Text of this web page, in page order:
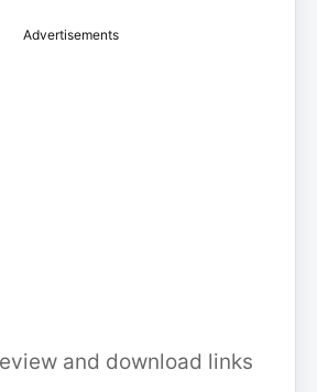
Advertisements
and download links